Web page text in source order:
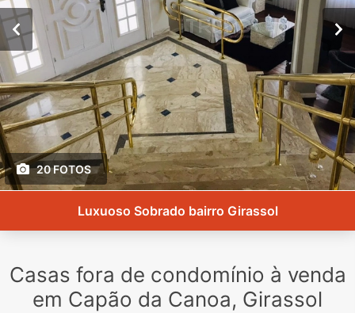
20 FOTOS
Luxuoso Sobrado bairro Girassol
Casas fora de condomínio à venda
em Capão da Canoa, Girassol